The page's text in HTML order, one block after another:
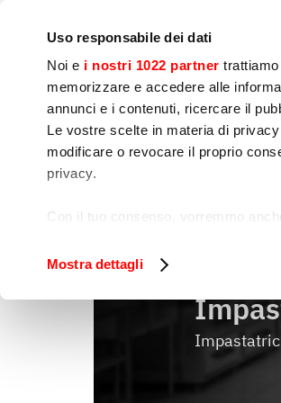
Uso responsabile dei dati
Noi e i nostri 1022 partner
memorizzare e accedere alle
annunci e i contenuti, ricercare il
Le vostre scelte in materia di
modificare o revocare il proprio
privacy.
Con il tuo consenso, vorremmo
Identificare il tuo dispositivo,
tuo consenso in qualsiasi momento
Utilizziamo i cookie per garantire
funzionalità dei social media e per
sito con i nostri partner che si
Mostra dettagli
Cottura
Preparazione
Alimenti